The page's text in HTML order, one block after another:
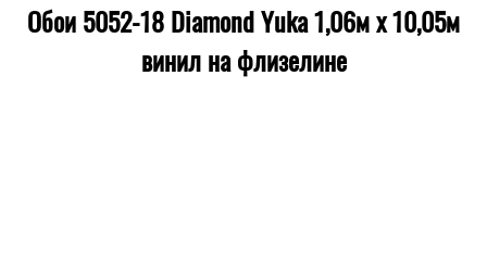
Обои 5052-18 Diamond Yuka 1,06м х 10,05м
винил на флизелине